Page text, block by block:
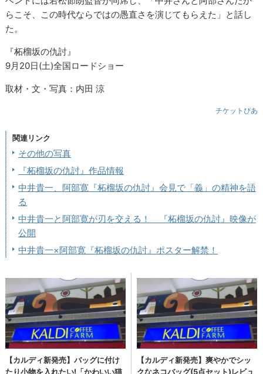
らこそ、この時代ならではの愚直さを演じてもらえた」と話し
た。
『柘榴坂の仇討』
9月20日(土)全国ロードショー
取材・文・写真：内田 涼
チケットぴあ
関連リンク
その他の写真
『柘榴坂の仇討』作品情報
中井貴一、阿部寛『柘榴坂の仇討』会見で「義」の精神を語
る
中井貴一と阿部寛が刃を交える！ 『柘榴坂の仇討』映像が
公開
中井貴一×阿部寛『柘榴坂の仇討』ポスター解禁！